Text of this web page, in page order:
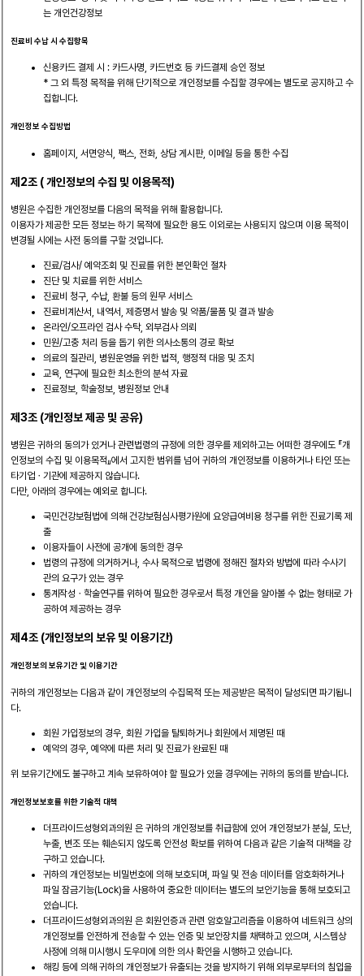
는 개인건강정보
진료비 수납 시 수집항목
신용카드 결제 시 : 카드사명, 카드번호 등 카드결제 승인 정보
* 그 외 특정 목적을 위해 단기적으로 개인정보를 수집할 경우에는 별도로 공지하고 수
집합니다.
개인정보 수집방법
홈페이지, 서면양식, 팩스, 전화, 상담 게시판, 이메일 등을 통한 수집
제2조 ( 개인정보의 수집 및 이용목적)
병원은 수집한 개인정보를 다음의 목적을 위해 활용합니다.
이용자가 제공한 모든 정보는 하기 목적에 필요한 용도 이외로는 사용되지 않으며 이용 목적이
변경될 시에는 사전 동의를 구할 것입니다.
진료/검사/ 예약조회 및 진료를 위한 본인확인 절차
진단 및 치료를 위한 서비스
진료비 청구, 수납, 환불 등의 원무 서비스
진료비계산서, 내역서, 제증명서 발송 및 약품/물품 및 결과 발송
온라인/오프라인 검사 수탁, 외부검사 의뢰
민원/고충 처리 등을 돕기 위한 의사소통의 경로 확보
의료의 질관리, 병원운영을 위한 법적, 행정적 대응 및 조치
교육, 연구에 필요한 최소한의 분석 자료
진료정보, 학술정보, 병원정보 안내
제3조 (개인정보 제공 및 공유)
병원은 귀하의 동의가 있거나 관련법령의 규정에 의한 경우를 제외하고는 어떠한 경우에도 『개
인정보의 수집 및 이용목적』에서 고지한 범위를 넘어 귀하의 개인정보를 이용하거나 타인 또는
타기업ㆍ기관에 제공하지 않습니다.
다만, 아래의 경우에는 예외로 합니다.
국민건강보험법에 의해 건강보험심사평가원에 요양급여비용 청구를 위한 진료기록 제
출
이용자들이 사전에 공개에 동의한 경우
법령의 규정에 의거하거나, 수사 목적으로 법령에 정해진 절차와 방법에 따라 수사기
관의 요구가 있는 경우
통계작성ㆍ학술연구를 위하여 필요한 경우로서 특정 개인을 알아볼 수 없는 형태로 가
공하여 제공하는 경우
제4조 (개인정보의 보유 및 이용기간)
개인정보의 보유기간 및 이용기간
귀하의 개인정보는 다음과 같이 개인정보의 수집목적 또는 제공받은 목적이 달성되면 파기됩니
다.
회원 가입정보의 경우, 회원 가입을 탈퇴하거나 회원에서 제명된 때
예약의 경우, 예약에 따른 처리 및 진료가 완료된 때
위 보유기간에도 불구하고 계속 보유하여야 할 필요가 있을 경우에는 귀하의 동의를 받습니다.
개인정보보호를 위한 기술적 대책
더프라이드성형외과의원 은 귀하의 개인정보를 취급함에 있어 개인정보가 분실, 도난,
누출, 변조 또는 훼손되지 않도록 안전성 확보를 위하여 다음과 같은 기술적 대책을 강
구하고 있습니다.
귀하의 개인정보는 비밀번호에 의해 보호되며, 파일 및 전송 데이터를 암호화하거나
파일 잠금기능(Lock)을 사용하여 중요한 데이터는 별도의 보안기능을 통해 보호되고
있습니다.
더프라이드성형외과의원 은 회원인증과 관련 암호알고리즘을 이용하여 네트워크 상의
개인정보를 안전하게 전송할 수 있는 인증 및 보안장치를 채택하고 있으며, 시스템상
사정에 의해 미시행시 도우미에 의한 의사 확인을 시행하고 있습니다.
해킹 등에 의해 귀하의 개인정보가 유출되는 것을 방지하기 위해 외부로부터의 침입을